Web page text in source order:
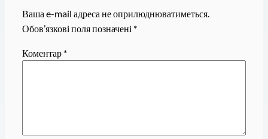
Ваша e-mail адреса не оприлюднюватиметься.
Обов’язкові поля позначені *
Коментар *